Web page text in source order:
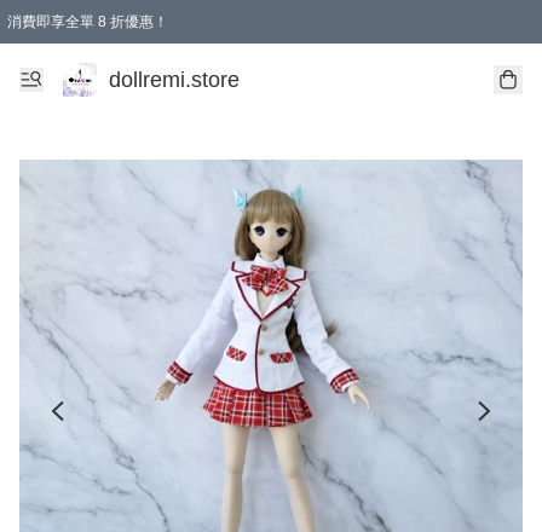
消費即享全單 8 折優惠！
購物滿 HKD 1500.00即享免運費優惠！（適用於 本地送貨、本地取貨、國際送貨 )
dollremi.store